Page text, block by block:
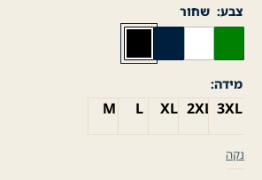
צבע שחור
מידה
M L XL 2XL 3XL
נקה